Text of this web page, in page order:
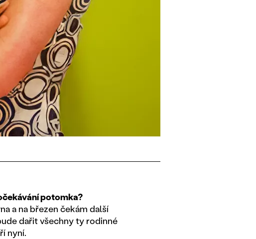
potomka?
a na březen čekám další
dařit všechny ty rodinné
nyní.